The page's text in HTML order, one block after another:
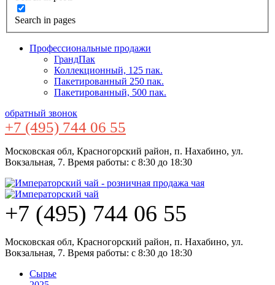
Search in pages
Профессиональные продажи
ГрандПак
Коллекционный, 125 пак.
Пакетированный 250 пак.
Пакетированный, 500 пак.
обратный звонок
+7 (495) 744 06 55
Московская обл, Красногорский район, п. Нахабино, ул.
Вокзальная, 7. Время работы: с 8:30 до 18:30
+7 (495) 744 06 55
Московская обл, Красногорский район, п. Нахабино, ул.
Вокзальная, 7. Время работы: с 8:30 до 18:30
Сырье